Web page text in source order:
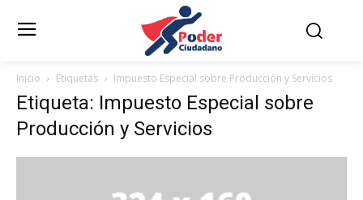
Inicio Etiquetas Impuesto Especial sobre Producción y Servicios
Etiqueta: Impuesto Especial sobre
Producción y Servicios